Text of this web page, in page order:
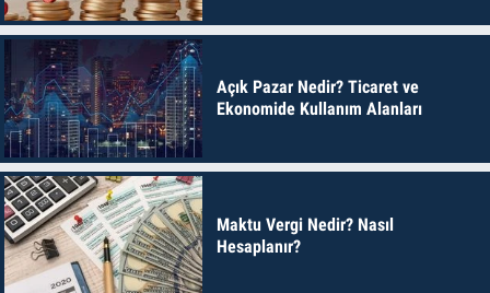
Açık Pazar Nedir? Ticaret ve
Ekonomide Kullanım Alanları
Maktu Vergi Nedir? Nasıl
Hesaplanır?